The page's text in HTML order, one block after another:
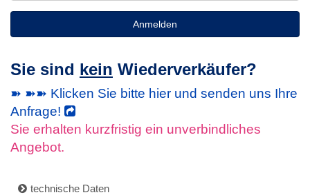
Anmelden
Sie sind kein Wiederverkäufer?
➽ ➽➽ Klicken Sie bitte hier und senden uns Ihre
Anfrage!
Sie erhalten kurzfristig ein unverbindliches
Angebot.
technische Daten